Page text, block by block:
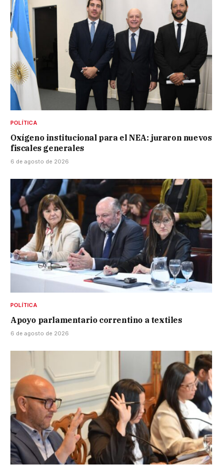
POLÍTICA
Oxígeno institucional para el NEA: juraron nuevos
fiscales generales
6 de agosto de 2026
POLÍTICA
Apoyo parlamentario correntino a textiles
6 de agosto de 2026